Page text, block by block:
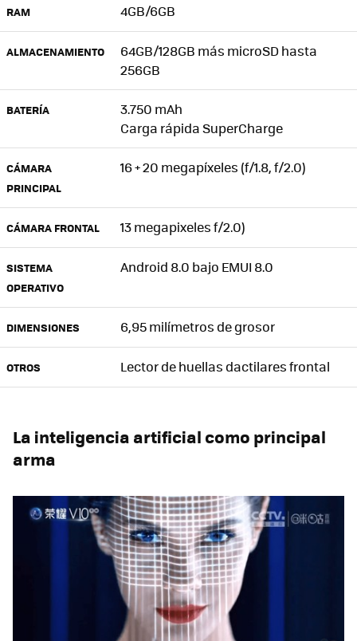
RAM 4GB/6GB
ALMACENAMIENTO
64GB/128GB más microSD hasta
256GB
BATERÍA
3.750 mAh
Carga rápida SuperCharge
CÁMARA
PRINCIPAL
16 + 20 megapíxeles (f/1.8, f/2.0)
CÁMARA FRONTAL 13 megapixeles f/2.0)
SISTEMA
OPERATIVO
Android 8.0 bajo EMUI 8.0
DIMENSIONES 6,95 milímetros de grosor
OTROS Lector de huellas dactilares frontal
La inteligencia artificial como principal
arma